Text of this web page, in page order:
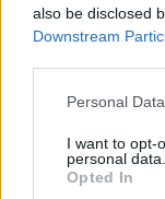
also be disclosed
Downstream
Please note that
not limited to your
grant or deny
use your data for
Personal
I want to opt-
personal data.
Opted In
magyar
Takács Máté•2017.